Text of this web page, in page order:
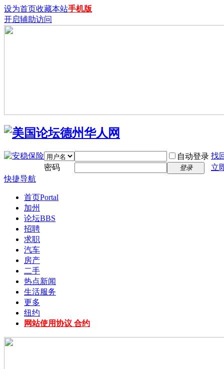
设为首页收藏本站手机版
开启辅助访问
自动登录 找
密码
登录
立
快捷导航
首页Portal
加州
论坛BBS
招聘
求职
汽车
房产
二手
热点新闻
生活服务
更多
纽约
网站使用协议 合约